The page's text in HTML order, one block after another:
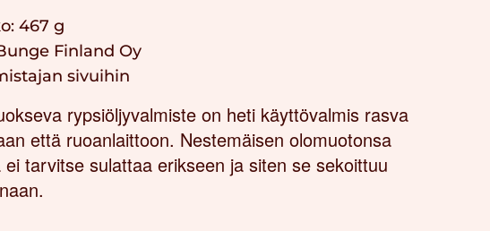
467 g
Finland Oy
sivuihin
rypsiöljyvalmiste on heti käyttövalmis rasva
että ruoanlaittoon. Nestemäisen olomuotonsa
ei tarvitse sulattaa erikseen ja siten se sekoittuu